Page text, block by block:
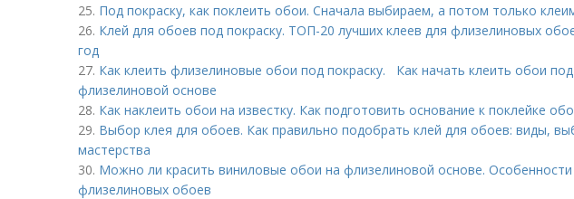
25. Под покраску, как поклеить обои. Сначала выбираем, а потом только
26. Клей для обоев под покраску. ТОП-20 лучших клеев для флизелиновых
год
27. Как клеить флизелиновые обои под покраску. Как начать клеить обои под
флизелиновой основе
28. Как наклеить обои на известку. Как подготовить основание к поклейке
29. Выбор клея для обоев. Как правильно подобрать клей для обоев: виды,
мастерства
30. Можно ли красить виниловые обои на флизелиновой основе.
флизелиновых обоев